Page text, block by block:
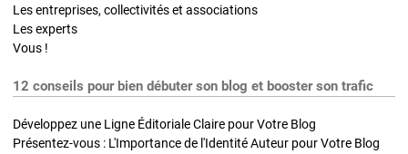
Les entreprises, collectivités et associations
Les experts
Vous !
12 conseils pour bien débuter son blog et booster son trafic
Développez une Ligne Éditoriale Claire pour Votre Blog
Présentez-vous : L'Importance de l'Identité Auteur pour Votre Blog